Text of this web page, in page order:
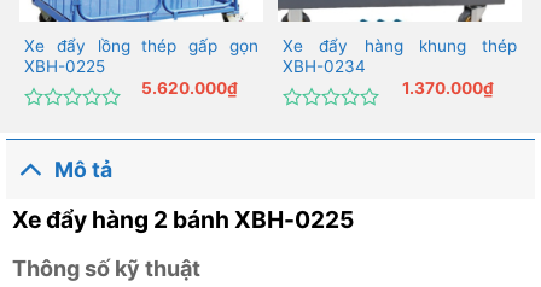
Xe đẩy lồng thép gấp gọn
XBH-0225
xếp
hạng
sao
5.620.000₫
Xe đẩy hàng khung thép
XBH-0234
xếp
sao
1.370.000₫
Mô tả
Xe đẩy hàng 2 bánh XBH-0225
Thông số kỹ thuật